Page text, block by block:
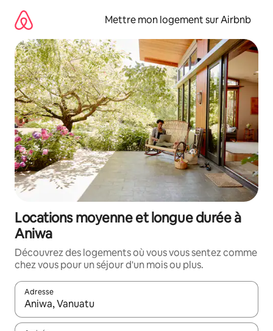
directement
contenu
Mettre mon logement sur Airbnb
Locations moyenne et longue durée à
Aniwa
Découvrez des logements où vous vous sentez comme
chez vous pour un séjour d'un mois ou plus.
Adresse
Lorsque les résultats s'affichent, utilisez les flèches vers le